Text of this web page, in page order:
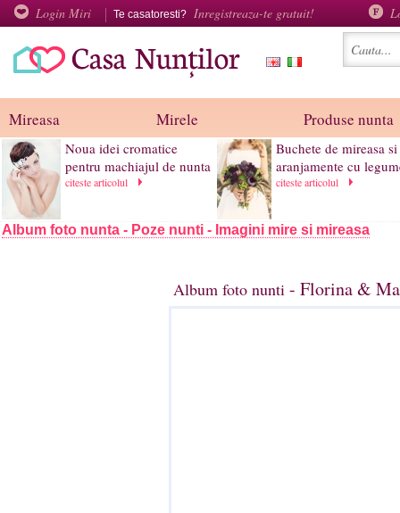
Login Miri Te casatoresti? Inregistreaza-te gratuit!
Mireasa Mirele Produse nunta
Noua idei cromatice
pentru machiajul de nunta
citeste articolul
Buchete de mireasa si
aranjamente cu
citeste articolul
Album foto nunta - Poze nunti - Imagini mire si mireasa
Album foto nunti - Florina &